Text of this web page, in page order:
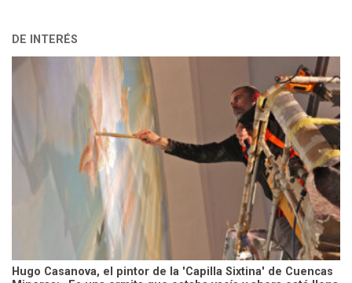
DE INTERÉS
Hugo Casanova, el pintor de la 'Capilla Sixtina' de Cuencas